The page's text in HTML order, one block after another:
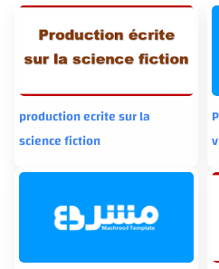
production ecrite sur la
science fiction